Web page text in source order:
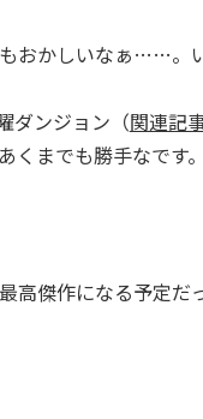
おかしいなぁ……。
ダンジョン（関連記
くまでも勝手なです
高傑作になる予定だ